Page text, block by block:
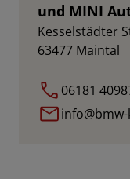
und MINI
Kesselstädter
63477 Maintal
06181